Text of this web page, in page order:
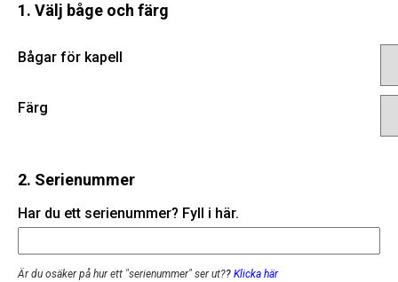
1. Välj båge och färg
Bågar för kapell
Färg
2. Serienummer
Har du ett serienummer? Fyll i här.
Är du osäker på hur ett "serienummer" ser ut?? Klicka här